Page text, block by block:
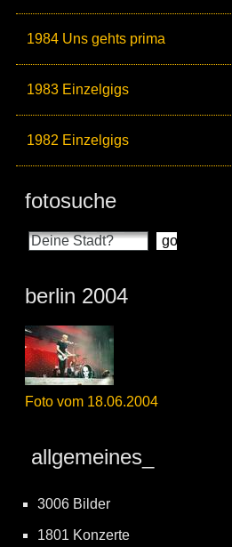
1984 Uns gehts prima
1983 Einzelgigs
1982 Einzelgigs
fotosuche
berlin 2004
Foto vom 18.06.2004
allgemeines_
3006 Bilder
1801 Konzerte